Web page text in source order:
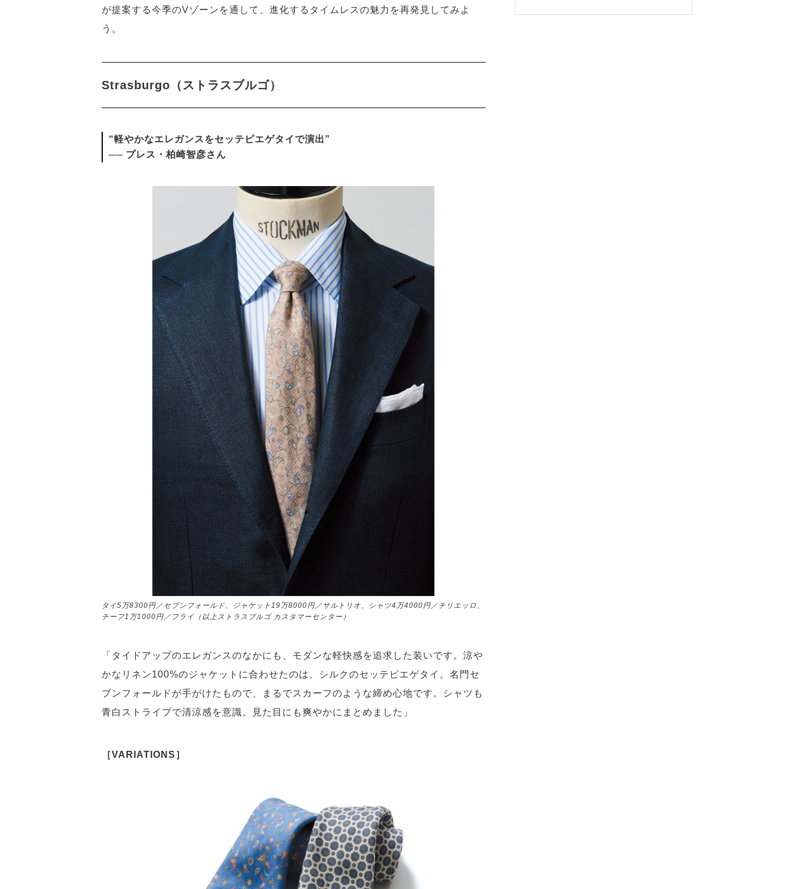
が提案する今季のVゾーンを通して、進化するタイムレスの魅力を再発見してみよ
う。
Strasburgo（ストラスブルゴ）
“軽やかなエレガンスをセッテピエゲタイで演出”
── プレス・柏崎智彦さん
タイ5万8300円／セブンフォールド、ジャケット19万8000円／サルトリオ、シャツ4万4000円／チリエッロ、
チーフ1万1000円／フライ（以上ストラスブルゴ カスタマーセンター）
「タイドアップのエレガンスのなかにも、モダンな軽快感を追求した装いです。涼や
かなリネン100%のジャケットに合わせたのは、シルクのセッテピエゲタイ。名門セ
ブンフォールドが手がけたもので、まるでスカーフのような締め心地です。シャツも
青白ストライプで清涼感を意識。見た目にも爽やかにまとめました」
［VARIATIONS］